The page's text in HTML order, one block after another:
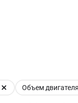
Объем